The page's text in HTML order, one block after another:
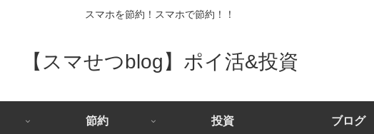
スマホを節約！スマホで節約！！
【スマせつblog】ポイ活&投資
節約 投資 ブログ